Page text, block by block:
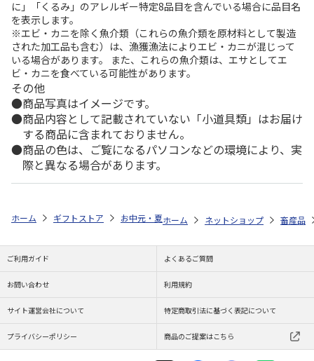
に」「くるみ」のアレルギー特定8品目を含んでいる場合に品目名
を表示します。
※エビ・カニを除く魚介類（これらの魚介類を原材料として製造
された加工品も含む）は、漁獲漁法によりエビ・カニが混じって
いる場合があります。 また、これらの魚介類は、エサとしてエ
ビ・カニを食べている可能性があります。
その他
商品写真はイメージです。
商品内容として記載されていない「小道具類」はお届け
する商品に含まれておりません。
商品の色は、ご覧になるパソコンなどの環境により、実
際と異なる場合があります。
ホーム ギフトストア お中元・夏ギフト特集 2026 ゆうゆうギフト
ホーム ネットショップ 畜産品
ご利用ガイド よくあるご質問
お問い合わせ 利用規約
サイト運営会社について 特定商取引法に基づく表記について
プライバシーポリシー 商品のご提案はこちら